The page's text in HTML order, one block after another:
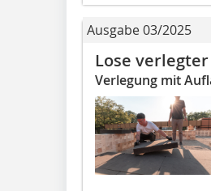
Ausgabe 03/2025
Lose
Verlegung mit